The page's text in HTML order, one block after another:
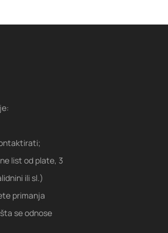
list od plate, 3
ili sl.)
primanja
se odnose